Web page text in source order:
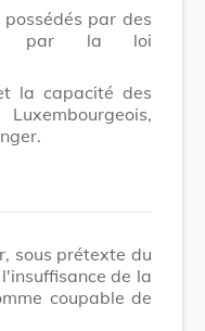
par des
par la loi
la capacité des
sous prétexte du
de la
coupable de